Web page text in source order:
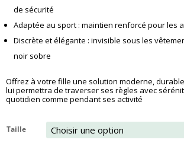
de sécurité
Adaptée au sport : maintien renforcé pour les
Discrète et élégante : invisible sous les
noir sobre
Offrez à votre fille une solution moderne,
lui permettra de traverser ses règles avec
quotidien comme pendant ses activité
Taille